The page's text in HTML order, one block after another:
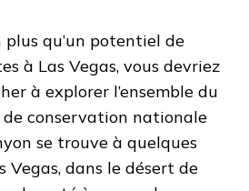
plus qu’un potentiel de
à Las Vegas, vous devriez
à explorer l’ensemble du
de conservation nationale
se trouve à quelques
Vegas, dans le désert de